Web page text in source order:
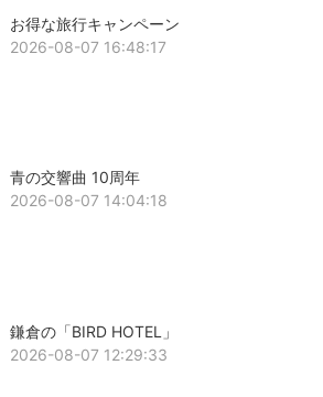
お得な旅行キャンペーン
2026-08-07 16:48:17
青の交響曲 10周年
2026-08-07 14:04:18
鎌倉の「BIRD HOTEL」
2026-08-07 12:29:33